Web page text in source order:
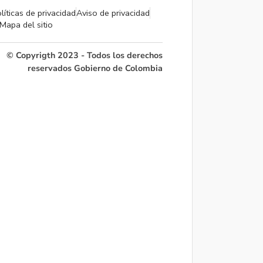
de privacidadAviso de privacidad
Mapa del sitio
© Copyrigth 2023 - Todos los derechos
reservados Gobierno de Colombia